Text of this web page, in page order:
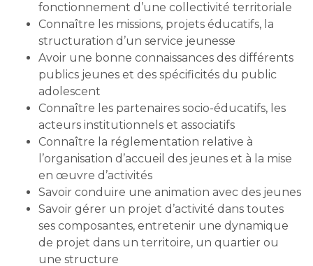
fonctionnement d’une collectivité territoriale
Connaître les missions, projets éducatifs, la
structuration d’un service jeunesse
Avoir une bonne connaissances des différents
publics jeunes et des spécificités du public
adolescent
Connaître les partenaires socio-éducatifs, les
acteurs institutionnels et associatifs
Connaître la réglementation relative à
l’organisation d’accueil des jeunes et à la mise
en œuvre d’activités
Savoir conduire une animation avec des jeunes
Savoir gérer un projet d’activité dans toutes
ses composantes, entretenir une dynamique
de projet dans un territoire, un quartier ou
une structure